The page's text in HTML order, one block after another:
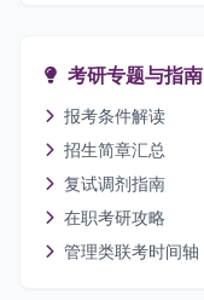
考研专题与指南
报考条件解读
招生简章汇总
复试调剂指南
在职考研攻略
管理类联考时间轴